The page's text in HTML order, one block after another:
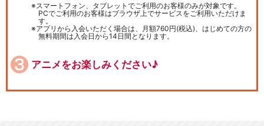
スマートフォン、タブレットでご利用のお客様のみが対象です。
PCでご利用のお客様はブラウザ上でサービスをご利用いただけま
す。
アプリから入会いただく場合は、月額760円(税込)、はじめての方の
無料期間は入会日から14日間となります。
アニメをお楽しみください♪